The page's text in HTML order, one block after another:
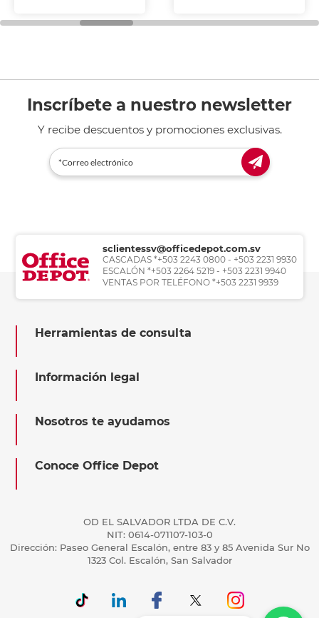
Inscríbete a nuestro newsletter
Y recibe descuentos y promociones exclusivas.
sclientessv@officedepot.com.sv
CASCADAS *+503 2243 0800 - +503 2231 9930
ESCALÓN *+503 2264 5219 - +503 2231 9940
VENTAS POR TELÉFONO *+503 2231 9939
Herramientas de consulta
Información legal
Nosotros te ayudamos
Conoce Office Depot
OD EL SALVADOR LTDA DE C.V.
NIT: 0614-071107-103-0
Dirección: Paseo General Escalón, entre 83 y 85 Avenida Sur No
1323 Col. Escalón, San Salvador